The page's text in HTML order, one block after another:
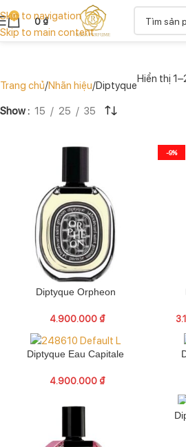
Skip to navigation
Skip to main content
0 0₫
Trang chủ Nhãn hiệu DiptyqueHiển thị
Show 15 25 35
Diptyque Orpheon
4.900.000 ₫
-9%
Diptyque Eau Capitale
4.900.000 ₫
SOLD